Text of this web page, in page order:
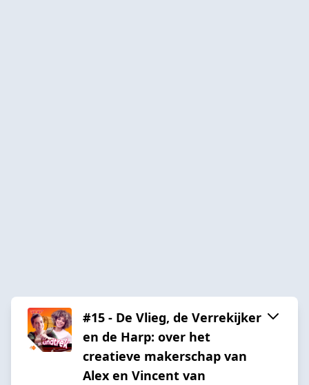
#15 - De Vlieg, de Verrekijker
en de Harp: over het
creatieve makerschap van
Alex en Vincent van